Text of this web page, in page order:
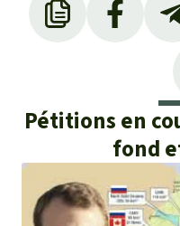
Pétitions en
fond